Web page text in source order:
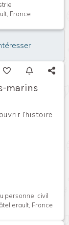
France
marins
l'histoire
personnel civil
France